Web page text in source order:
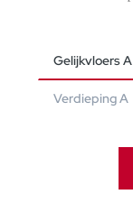
Gelijkvloers A
Verdieping A